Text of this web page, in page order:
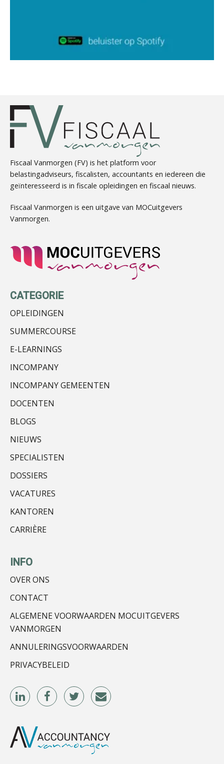
Heleen Elbert
Barry Willemsen
Audrey Brunings
Roger van de Berg
Fiscaal Vanmorgen (FV) is het platform voor
belastingadviseurs, fiscalisten, accountants en iedereen die
geïnteresseerd is in fiscale opleidingen en fiscaal nieuws.
Fiscaal Vanmorgen is een uitgave van MOCuitgevers
Vanmorgen.
CATEGORIE
OPLEIDINGEN
SUMMERCOURSE
E-LEARNINGS
INCOMPANY
INCOMPANY GEMEENTEN
DOCENTEN
BLOGS
NIEUWS
SPECIALISTEN
DOSSIERS
VACATURES
KANTOREN
CARRIÈRE
INFO
OVER ONS
CONTACT
ALGEMENE VOORWAARDEN MOCUITGEVERS
VANMORGEN
ANNULERINGSVOORWAARDEN
PRIVACYBELEID